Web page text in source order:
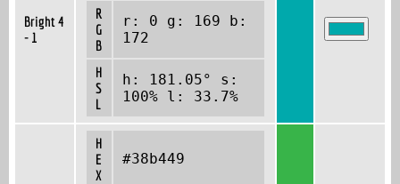
Bright 4
- 1
R
G
B
r: 0 g: 169 b:
172
H
S
L
h: 181.05° s:
100% l: 33.7%
H
E
X
#38b449